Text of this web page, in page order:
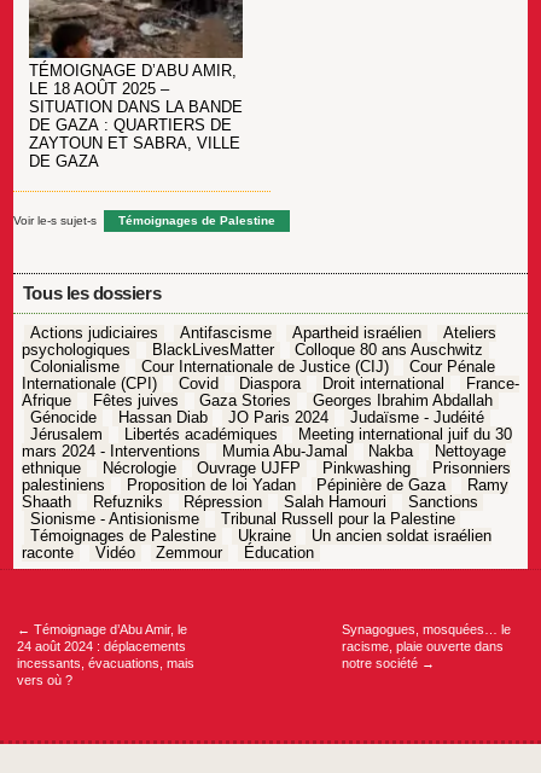
TÉMOIGNAGE D’ABU AMIR,
LE 18 AOÛT 2025 –
SITUATION DANS LA BANDE
DE GAZA : QUARTIERS DE
ZAYTOUN ET SABRA, VILLE
DE GAZA
Voir le-s sujet-s Témoignages de Palestine
Tous les dossiers
Actions judiciaires Antifascisme Apartheid israélien
Ateliers
psychologiques
BlackLivesMatter
Colloque 80 ans Auschwitz
Colonialisme
Cour Internationale de Justice (CIJ)
Cour Pénale
Internationale (CPI)
Covid Diaspora Droit international
France-
Afrique
Fêtes juives Gaza Stories
Georges Ibrahim Abdallah
Génocide
Hassan Diab JO Paris 2024
Judaïsme - Judéité
Jérusalem
Libertés académiques
Meeting international juif du 30
mars 2024 - Interventions
Mumia Abu-Jamal Nakba
Nettoyage
ethnique
Nécrologie Ouvrage UJFP Pinkwashing
Prisonniers
palestiniens
Proposition de loi Yadan Pépinière de Gaza
Ramy
Shaath
Refuzniks Répression Salah Hamouri
Sanctions
Sionisme - Antisionisme
Tribunal Russell pour la Palestine
Témoignages de Palestine
Ukraine
Un ancien soldat israélien
raconte
Vidéo Zemmour Éducation
Navigation
← Témoignage d’Abu Amir, le
24 août 2024 : déplacements
incessants, évacuations, mais
vers où ?
Synagogues, mosquées… le
racisme, plaie ouverte dans
notre société →